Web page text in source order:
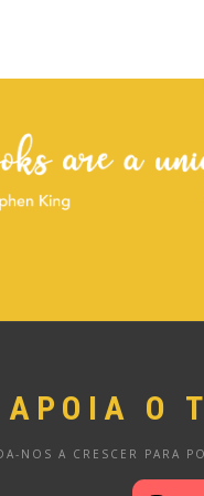
APOIA O
NOS A CRESCER PARA